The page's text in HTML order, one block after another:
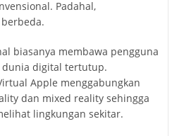
Padahal,
biasanya membawa pengguna
dunia digital tertutup.
Apple menggabungkan
dan mixed reality sehingga
lingkungan sekitar.